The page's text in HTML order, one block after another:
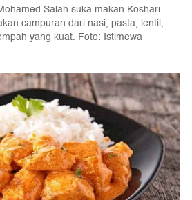
Salah suka makan Koshari.
campuran dari nasi, pasta, lentil,
yang kuat. Foto: Istimewa